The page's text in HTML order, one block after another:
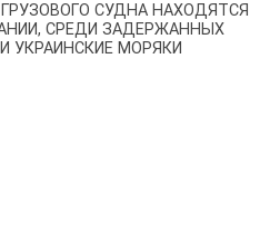
СУДНА НАХОДЯТСЯ
СРЕДИ ЗАДЕРЖАННЫХ
УКРАИНСКИЕ МОРЯКИ